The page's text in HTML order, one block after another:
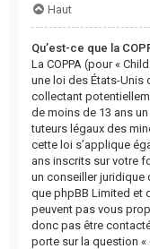
Haut
Qu’est-ce que la
La COPPA (pour «
une loi des États-Unis
collectant
de moins de 13 ans
tuteurs légaux des
cette loi s’applique
ans inscrits sur votre
un conseiller juridique
que phpBB Limited et
peuvent pas vous
donc pas être
porte sur la question